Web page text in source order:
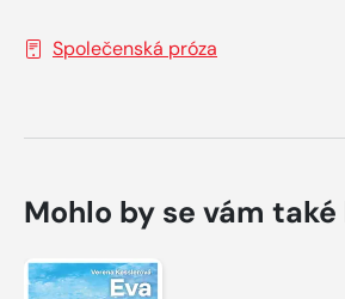
Společenská próza
Mohlo by se vám